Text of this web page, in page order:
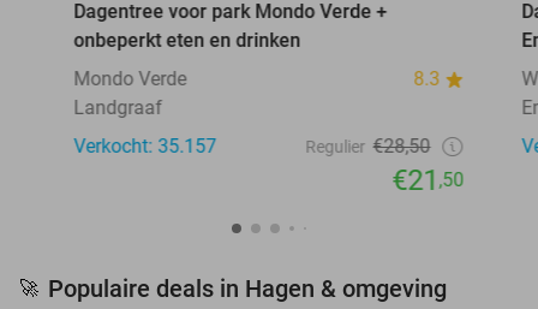
Dagentree voor park Mondo Verde +
onbeperkt eten en drinken
Mondo Verde
8.3
Landgraaf
Verkocht: 35.157
Regulier €28,50
€21,50
🚀 Populaire deals in Hagen & omgeving